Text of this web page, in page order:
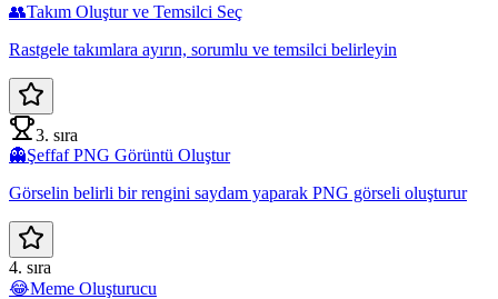
👥Takım Oluştur ve Temsilci Seç
Rastgele takımlara ayırın, sorumlu ve temsilci belirleyin
3. sıra
👻Şeffaf PNG Görüntü Oluştur
Görselin belirli bir rengini saydam yaparak PNG görseli oluşturur
4. sıra
😂Meme Oluşturucu